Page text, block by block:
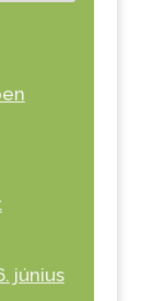
június